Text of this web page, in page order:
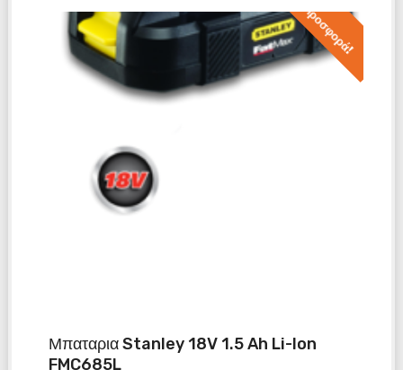
Προσφορά!
Μπαταρια Stanley 18V 1.5 Ah Li-Ion
FMC685L